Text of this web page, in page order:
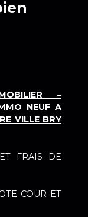
–
NEUF A
VILLE BRY
FRAIS DE
COUR ET